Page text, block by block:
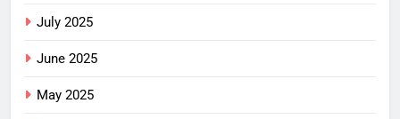
July 2025
June 2025
May 2025